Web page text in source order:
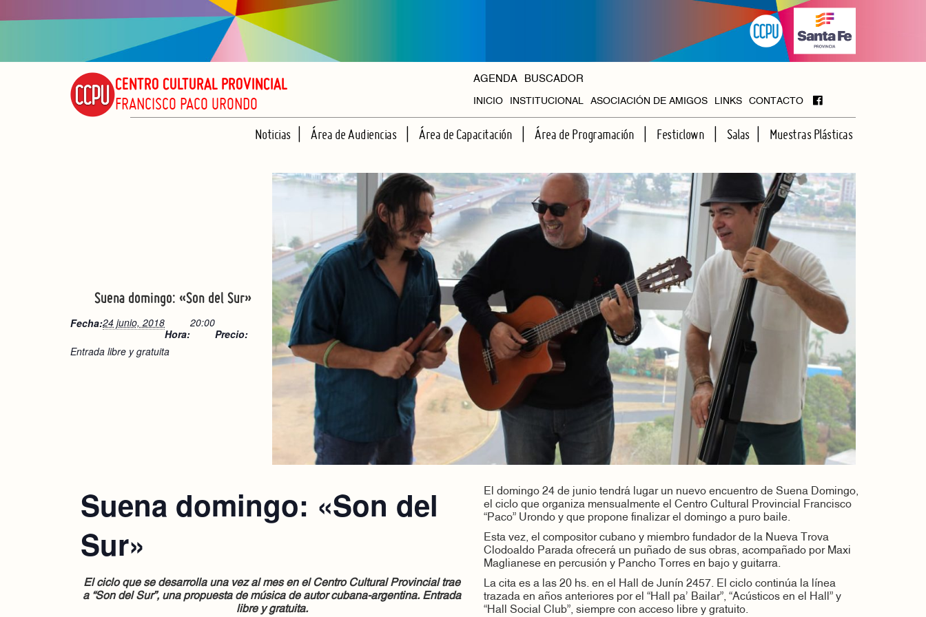
CENTRO CULTURAL PROVINCIAL
FRANCISCO PACO URONDO
AGENDA BUSCADOR
INICIO INSTITUCIONAL
HISTORIA
ORGANISMOS
ASOCIACIÓN DE AMIGOS LINKS CONTACTO
Noticias Área de Audiencias Área de Capacitación Área de Programación Festiclown Salas Muestras Plásticas
Suena domingo: «Son del Sur»
Fecha:24 junio, 2018
Hora:
20:00
Precio:
Entrada libre y gratuita
Suena domingo: «Son del
Sur»
El ciclo que se desarrolla una vez al mes en el Centro Cultural Provincial trae
a “Son del Sur”, una propuesta de música de autor cubana-argentina. Entrada
libre y gratuita.
El domingo 24 de junio tendrá lugar un nuevo encuentro de Suena Domingo,
el ciclo que organiza mensualmente el Centro Cultural Provincial Francisco
“Paco” Urondo y que propone finalizar el domingo a puro baile.
Esta vez, el compositor cubano y miembro fundador de la Nueva Trova
Clodoaldo Parada ofrecerá un puñado de sus obras, acompañado por Maxi
Maglianese en percusión y Pancho Torres en bajo y guitarra.
La cita es a las 20 hs. en el Hall de Junín 2457. El ciclo continúa la línea
trazada en años anteriores por el “Hall pa’ Bailar”, “Acústicos en el Hall” y
“Hall Social Club”, siempre con acceso libre y gratuito.